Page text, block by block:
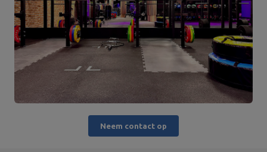
Neem contact op